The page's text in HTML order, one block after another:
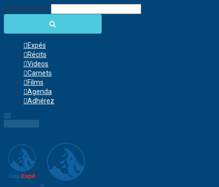
Chercher pour:
Expés
Récits
Videos
Carnets
Films
Agenda
Adhérez